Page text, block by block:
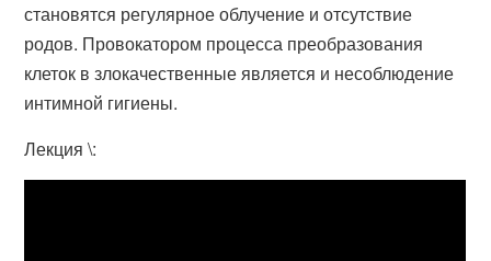
становятся регулярное облучение и отсутствие
родов. Провокатором процесса преобразования
клеток в злокачественные является и несоблюдение
интимной гигиены.
Лекция \: